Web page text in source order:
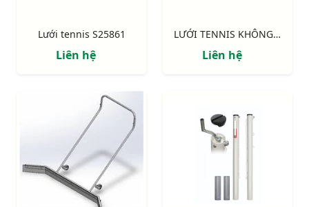
Lưới tennis S25861
Liên hệ
LƯỚI TENNIS KHÔNG THỤNG S25859
Liên hệ